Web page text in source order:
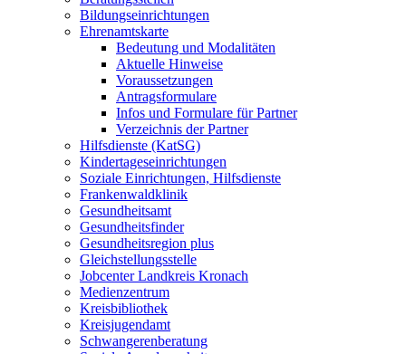
Bildungseinrichtungen
Ehrenamtskarte
Bedeutung und Modalitäten
Aktuelle Hinweise
Voraussetzungen
Antragsformulare
Infos und Formulare für Partner
Verzeichnis der Partner
Hilfsdienste (KatSG)
Kindertageseinrichtungen
Soziale Einrichtungen, Hilfsdienste
Frankenwaldklinik
Gesundheitsamt
Gesundheitsfinder
Gesundheitsregion plus
Gleichstellungsstelle
Jobcenter Landkreis Kronach
Medienzentrum
Kreisbibliothek
Kreisjugendamt
Schwangerenberatung